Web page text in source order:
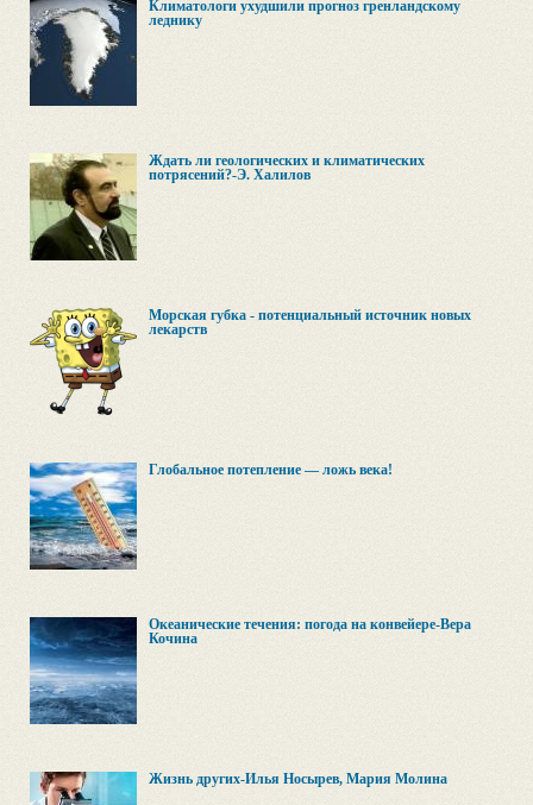
Климатологи ухудшили прогноз гренландскому
леднику
Ждать ли геологических и климатических
потрясений?-Э. Халилов
Морская губка - потенциальный источник новых
лекарств
Глобальное потепление — ложь века!
Океанические течения: погода на конвейере-Вера
Кочина
Жизнь других-Илья Носырев, Мария Молина